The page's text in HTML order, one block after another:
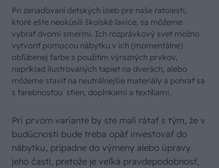
Pri zariaďovaní detských izieb pre naše ratolesti,
ktoré ešte neokúsili školské lavice, sa môžeme
vybrať dvomi smermi. Ich rozprávkový svet možno
vytvoriť pomocou nábytku v ich (momentálne)
obľúbenej farbe s použitím výrazných prvkov,
napríklad ilustrovaných tapiet na dverách, alebo
môžeme staviť na neutrálnejšie materiály a pohrať sa
s farebnosťou stien, doplnkami a textíliami.
Pri prvom variante by ste mali rátať s tým, že v
budúcnosti bude treba opäť investovať do
nábytku, prípadne do výmeny alebo úpravy
jeho častí, pretože je veľká pravdepodobnosť,